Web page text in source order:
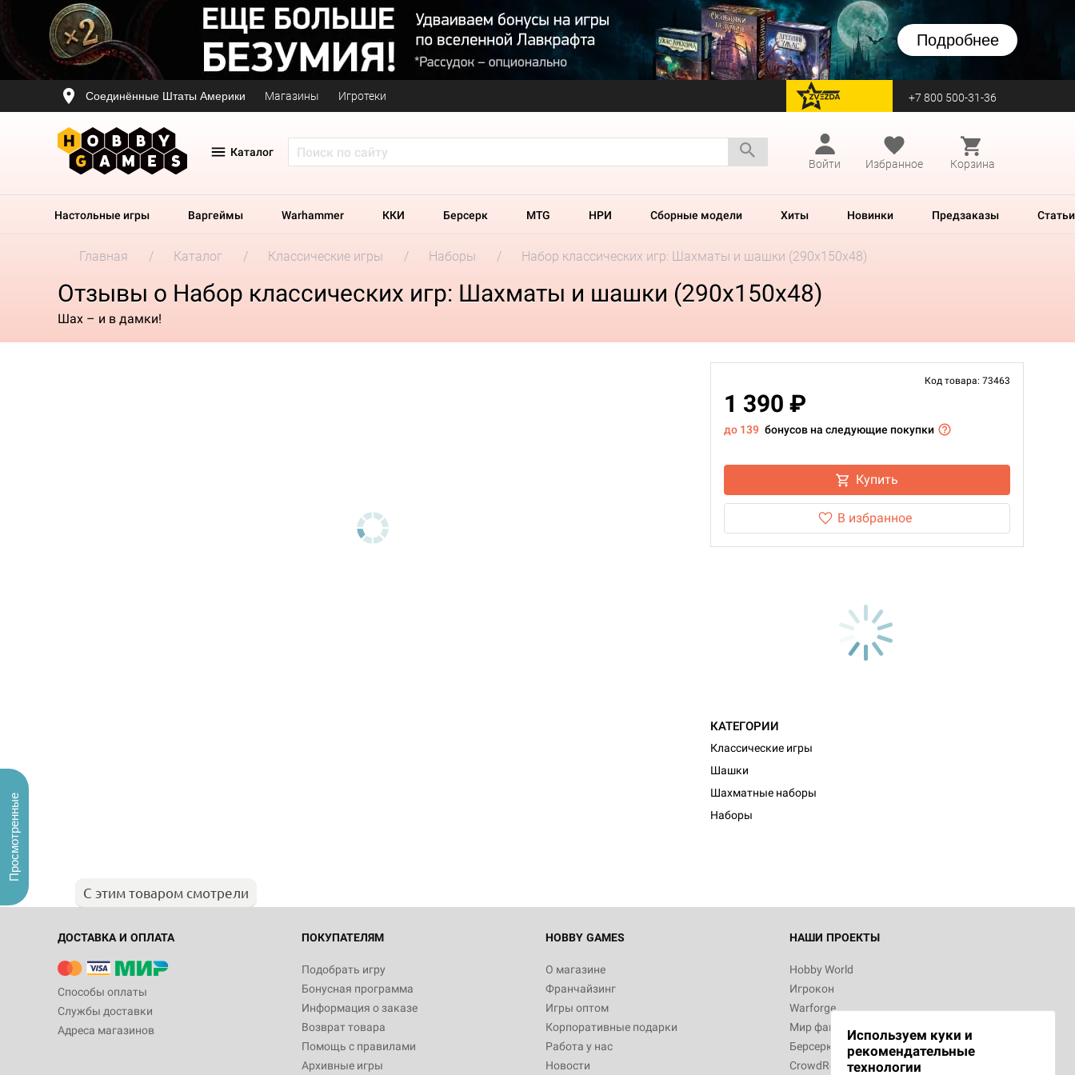
Подробнее
Соединённые Штаты Америки Магазины Игротеки перейти на Zvezda +7 800 500-31-36
Каталог
Войти
Избранное Корзина
Настольные игры Варгеймы Warhammer ККИ Берсерк MTG НРИ Сборные модели Хиты Новинки Предзаказы Статьи
Главная Каталог Классические игры Наборы Набор классических игр: Шахматы и шашки (290x150x48)
Отзывы о Набор классических игр: Шахматы и шашки (290x150x48)
Шах – и в дамки!
Код товара: 73463
1 390 ₽
до 139 бонусов на следующие покупки
Купить
В избранное
КАТЕГОРИИ
Классические игры
Шашки
Шахматные наборы
Наборы
С этим товаром смотрели
ДОСТАВКА И ОПЛАТА
Способы оплаты
Службы доставки
Адреса магазинов
ПОКУПАТЕЛЯМ
Подобрать игру
Бонусная программа
Информация о заказе
Возврат товара
Помощь с правилами
Архивные игры
HOBBY GAMES
О магазине
Франчайзинг
Игры оптом
Корпоративные подарки
Работа у нас
Новости
НАШИ ПРОЕКТЫ
Hobby World
Игрокон
Warforge
Мир фантастики
Берсерк
CrowdRepublic
Используем куки и
рекомендательные
технологии
Просмотренные
Настольная игра Hobby World Монстры
Белая смерть
12 990
Настольная игра Hobby World Берсерк.
3 490